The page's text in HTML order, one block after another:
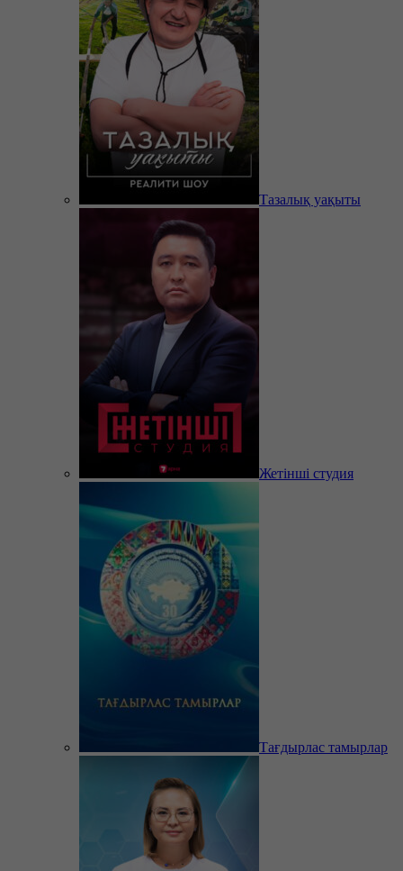
Тазалық уақыты
Жетінші студия
Тағдырлас тамырлар